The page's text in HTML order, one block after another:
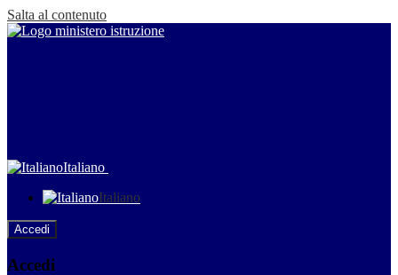
Salta al contenuto
Italiano
Italiano
Accedi
Accedi